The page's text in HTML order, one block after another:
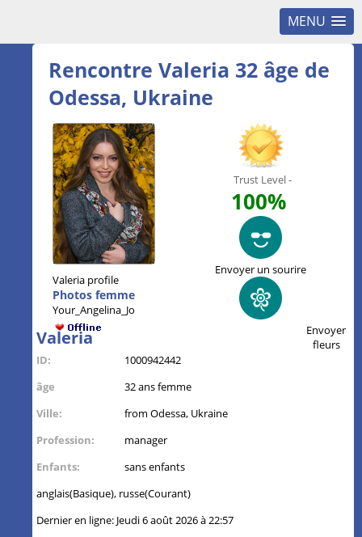
MENU
Rencontre Valeria 32 âge de
Odessa, Ukraine
Valeria profile
Photos femme
Your_Angelina_Jo
Valeria
ID:
1000942442
âge
32 ans femme
Ville:
from Odessa, Ukraine
Profession:
manager
Enfants:
sans enfants
anglais(Basique), russe(Courant)
Dernier en ligne: Jeudi 6 août 2026 à 22:57
Trust Level -
100%
Envoyer un sourire
Envoyer
fleurs